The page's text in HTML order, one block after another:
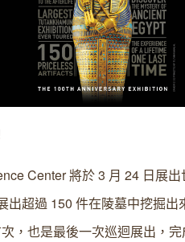
Center 將於 3 月 24 日展
超過 150 件在陵墓中挖掘出
，也是最後一次巡迴展出，